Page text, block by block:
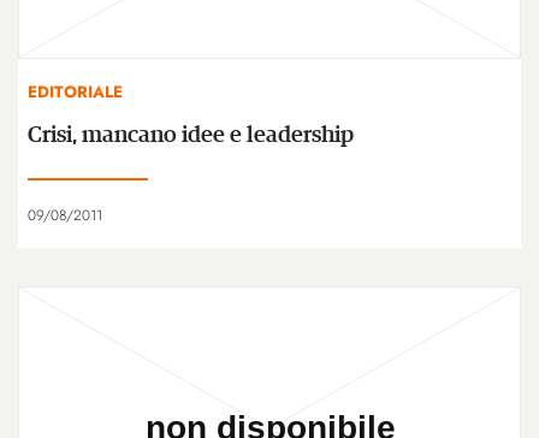
EDITORIALE
Crisi, mancano idee e leadership
09/08/2011